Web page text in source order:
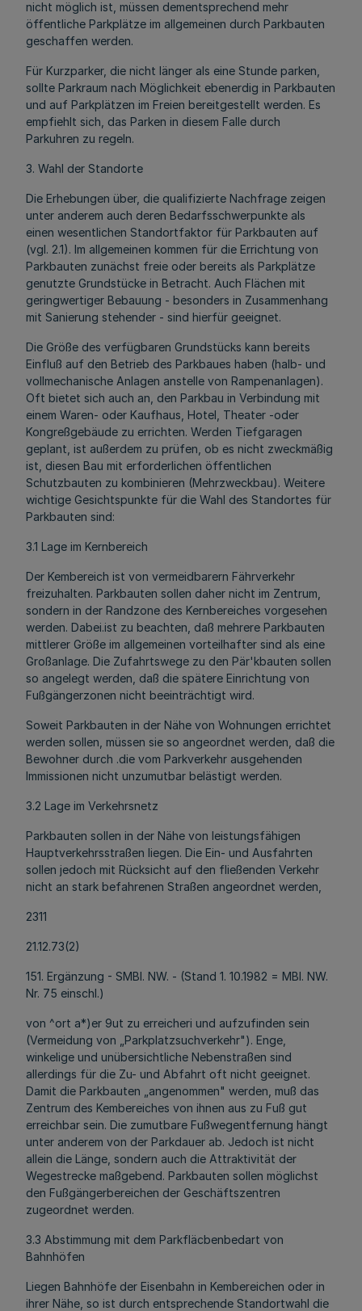
nicht möglich ist, müssen dementsprechend mehr
öffentliche Parkplätze im allgemeinen durch Parkbauten
geschaffen werden.
Für Kurzparker, die nicht länger als eine Stunde parken,
sollte Parkraum nach Möglichkeit ebenerdig in Parkbauten
und auf Parkplätzen im Freien bereitgestellt werden. Es
empfiehlt sich, das Parken in diesem Falle durch
Parkuhren zu regeln.
3. Wahl der Standorte
Die Erhebungen über, die qualifizierte Nachfrage zeigen
unter anderem auch deren Bedarfsschwerpunkte als
einen wesentlichen Standortfaktor für Parkbauten auf
(vgl. 2.1). Im allgemeinen kommen für die Errichtung von
Parkbauten zunächst freie oder bereits als Parkplätze
genutzte Grundstücke in Betracht. Auch Flächen mit
geringwertiger Bebauung - besonders in Zusammenhang
mit Sanierung stehender - sind hierfür geeignet.
Die Größe des verfügbaren Grundstücks kann bereits
Einfluß auf den Betrieb des Parkbaues haben (halb- und
vollmechanische Anlagen anstelle von Rampenanlagen).
Oft bietet sich auch an, den Parkbau in Verbindung mit
einem Waren- oder Kaufhaus, Hotel, Theater -oder
Kongreßgebäude zu errichten. Werden Tiefgaragen
geplant, ist außerdem zu prüfen, ob es nicht zweckmäßig
ist, diesen Bau mit erforderlichen öffentlichen
Schutzbauten zu kombinieren (Mehrzweckbau). Weitere
wichtige Gesichtspunkte für die Wahl des Standortes für
Parkbauten sind:
3.1 Lage im Kernbereich
Der Kembereich ist von vermeidbarern Fährverkehr
freizuhalten. Parkbauten sollen daher nicht im Zentrum,
sondern in der Randzone des Kernbereiches vorgesehen
werden. Dabei.ist zu beachten, daß mehrere Parkbauten
mittlerer Größe im allgemeinen vorteilhafter sind als eine
Großanlage. Die Zufahrtswege zu den Pär'kbauten sollen
so angelegt werden, daß die spätere Einrichtung von
Fußgängerzonen nicht beeinträchtigt wird.
Soweit Parkbauten in der Nähe von Wohnungen errichtet
werden sollen, müssen sie so angeordnet werden, daß die
Bewohner durch .die vom Parkverkehr ausgehenden
Immissionen nicht unzumutbar belästigt werden.
3.2 Lage im Verkehrsnetz
Parkbauten sollen in der Nähe von leistungsfähigen
Hauptverkehrsstraßen liegen. Die Ein- und Ausfahrten
sollen jedoch mit Rücksicht auf den fließenden Verkehr
nicht an stark befahrenen Straßen angeordnet werden,
2311
21.12.73(2)
151. Ergänzung - SMBl. NW. - (Stand 1. 10.1982 = MBl. NW.
Nr. 75 einschl.)
von ^ort a*)er 9ut zu erreicheri und aufzufinden sein
(Vermeidung von „Parkplatzsuchverkehr"). Enge,
winkelige und unübersichtliche Nebenstraßen sind
allerdings für die Zu- und Abfahrt oft nicht geeignet.
Damit die Parkbauten „angenommen" werden, muß das
Zentrum des Kembereiches von ihnen aus zu Fuß gut
erreichbar sein. Die zumutbare Fußwegentfernung hängt
unter anderem von der Parkdauer ab. Jedoch ist nicht
allein die Länge, sondern auch die Attraktivität der
Wegestrecke maßgebend. Parkbauten sollen möglichst
den Fußgängerbereichen der Geschäftszentren
zugeordnet werden.
3.3 Abstimmung mit dem Parkfläcbenbedart von
Bahnhöfen
Liegen Bahnhöfe der Eisenbahn in Kembereichen oder in
ihrer Nähe, so ist durch entsprechende Standortwahl die